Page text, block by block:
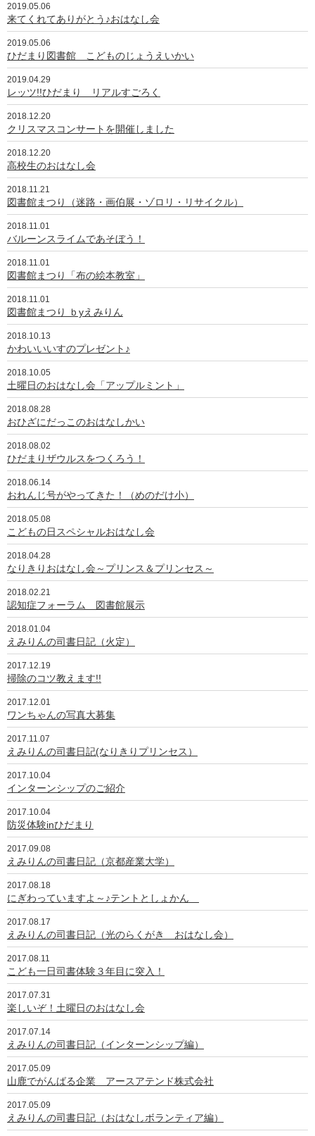
2019.05.06
来てくれてありがとう♪おはなし会
2019.05.06
ひだまり図書館 こどものじょうえいかい
2019.04.29
レッツ!!ひだまり リアルすごろく
2018.12.20
クリスマスコンサートを開催しました
2018.12.20
高校生のおはなし会
2018.11.21
図書館まつり（迷路・画伯展・ゾロリ・リサイクル）
2018.11.01
バルーンスライムであそぼう！
2018.11.01
図書館まつり「布の絵本教室」
2018.11.01
図書館まつり ｂyえみりん
2018.10.13
かわいいいすのプレゼント♪
2018.10.05
土曜日のおはなし会「アップルミント」
2018.08.28
おひざにだっこのおはなしかい
2018.08.02
ひだまりザウルスをつくろう！
2018.06.14
おれんじ号がやってきた！（めのだけ小）
2018.05.08
こどもの日スペシャルおはなし会
2018.04.28
なりきりおはなし会～プリンス＆プリンセス～
2018.02.21
認知症フォーラム 図書館展示
2018.01.04
えみりんの司書日記（火定）
2017.12.19
掃除のコツ教えます!!
2017.12.01
ワンちゃんの写真大募集
2017.11.07
えみりんの司書日記(なりきりプリンセス）
2017.10.04
インターンシップのご紹介
2017.10.04
防災体験inひだまり
2017.09.08
えみりんの司書日記（京都産業大学）
2017.08.18
にぎわっていますよ～♪テントとしょかん
2017.08.17
えみりんの司書日記（光のらくがき おはなし会）
2017.08.11
こども一日司書体験３年目に突入！
2017.07.31
楽しいぞ！土曜日のおはなし会
2017.07.14
えみりんの司書日記（インターンシップ編）
2017.05.09
山鹿でがんばる企業 アースアテンド株式会社
2017.05.09
えみりんの司書日記（おはなしボランティア編）